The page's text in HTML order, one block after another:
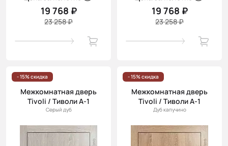
19 768 ₽
23 258 ₽
19 768 ₽
23 258 ₽
- 15% скидка
Межкомнатная дверь
Tivoli / Тиволи А-1
Серый дуб
- 15% скидка
Межкомнатная дверь
Tivoli / Тиволи А-1
Дуб капучино